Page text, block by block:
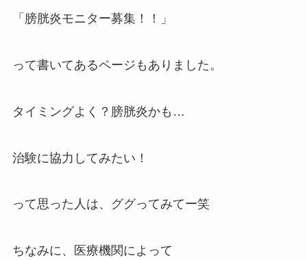
「膀胱炎モニター募集！！」
って書いてあるページもありました。
タイミングよく？膀胱炎かも…
治験に協力してみたい！
って思った人は、ググってみてー笑
ちなみに、医療機関によって